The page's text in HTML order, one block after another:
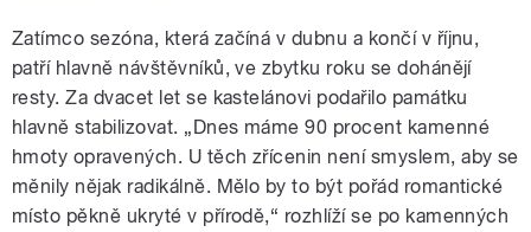
Zatímco sezóna, která začíná v dubnu a končí v říjnu,
patří hlavně návštěvníků, ve zbytku roku se dohánějí
resty. Za dvacet let se kastelánovi podařilo památku
hlavně stabilizovat. „Dnes máme 90 procent kamenné
hmoty opravených. U těch zřícenin není smyslem, aby se
měnily nějak radikálně. Mělo by to být pořád romantické
místo pěkně ukryté v přírodě,“ rozhlíží se po kamenných